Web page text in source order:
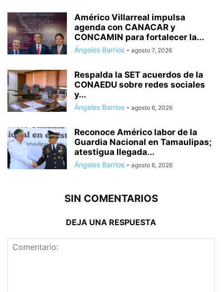
Américo Villarreal impulsa
agenda con CANACAR y
CONCAMIN para fortalecer la...
Ángeles Barrios - agosto 7, 2026
Respalda la SET acuerdos de la
CONAEDU sobre redes sociales
y...
Ángeles Barrios - agosto 6, 2026
Reconoce Américo labor de la
Guardia Nacional en Tamaulipas;
atestigua llegada...
Ángeles Barrios - agosto 6, 2026
SIN COMENTARIOS
DEJA UNA RESPUESTA